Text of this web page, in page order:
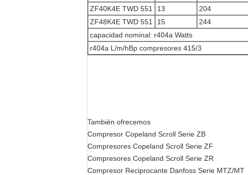
ZF40K4E TWD 551
13 204
ZF48K4E TWD 551
15 244
capacidad nominal: r404a Watts
r404a L/m/hBp compresores 415/3
También ofrecemos
Compresor Copeland Scroll Serie ZB
Compresores Copeland Scroll Serie ZF
Compresores Copeland Scroll Serie ZR
Compresor Reciprocante Danfoss Serie MTZ/MT